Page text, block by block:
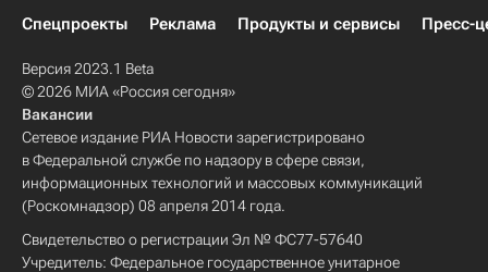
Спецпроекты
Реклама Продукты и сервисы Пресс-
Версия 2023.1 Beta
© 2026 МИА «Россия сегодня»
Вакансии
Сетевое издание РИА Новости зарегистрировано
в Федеральной службе по надзору в сфере связи,
информационных технологий и массовых коммуникаций
(Роскомнадзор) 08 апреля 2014 года.
Свидетельство о регистрации Эл № ФС77-57640
Учредитель: Федеральное государственное унитарное